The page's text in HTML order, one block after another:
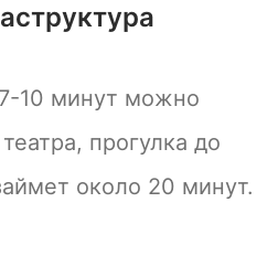
10 минут можно
прогулка до
около 20 минут.